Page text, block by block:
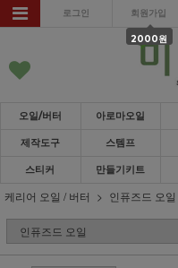
로그인 회원가입
2000원
오일/버터 아로마오일
제작도구 스템프
스티커 만들기키트
케리어 오일 / 버터 인퓨즈드 오일